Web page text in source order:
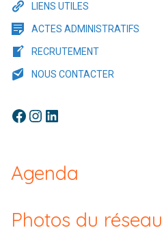
LIENS UTILES
ACTES ADMINISTRATIFS
RECRUTEMENT
NOUS CONTACTER
Facebook Instagram LinkedIn
Agenda
Photos du réseau